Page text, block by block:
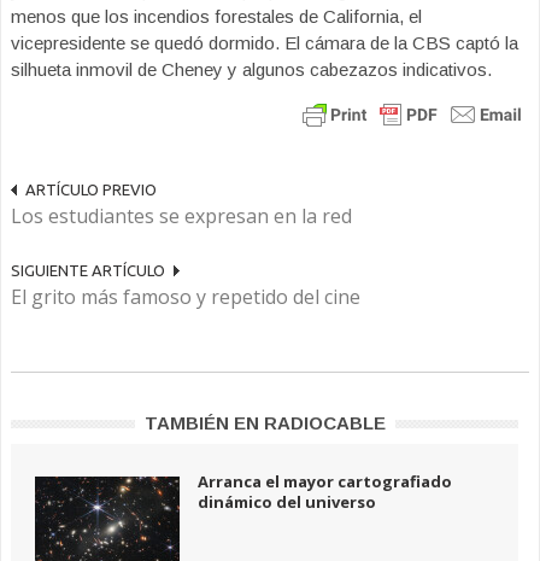
menos que los incendios forestales de California, el
vicepresidente se quedó dormido. El cámara de la CBS captó la
silhueta inmovil de Cheney y algunos cabezazos indicativos.
ARTÍCULO PREVIO
Los estudiantes se expresan en la red
SIGUIENTE ARTÍCULO
El grito más famoso y repetido del cine
TAMBIÉN EN RADIOCABLE
Arranca el mayor cartografiado
dinámico del universo